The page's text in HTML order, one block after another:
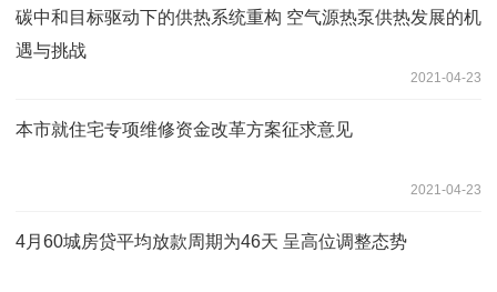
碳中和目标驱动下的供热系统重构 空气源热泵供热发展的机
遇与挑战
2021-04-23
本市就住宅专项维修资金改革方案征求意见
2021-04-23
4月60城房贷平均放款周期为46天 呈高位调整态势